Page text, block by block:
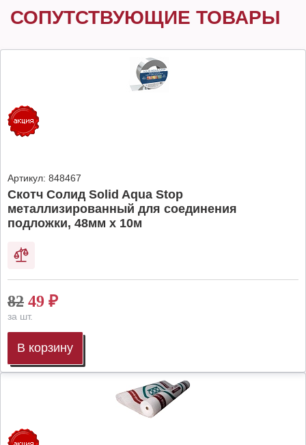
СОПУТСТВУЮЩИЕ ТОВАРЫ
Артикул: 848467
Скотч Солид Solid Aqua Stop
металлизированный для соединения
подложки, 48мм х 10м
82 49 ₽
за шт.
В корзину